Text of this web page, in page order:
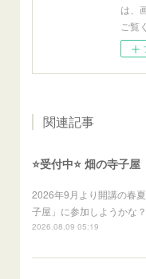
は、
ご
関連記事
2026年9月より開講の春
子屋」に参加しようかな
2026.08.09 05:19